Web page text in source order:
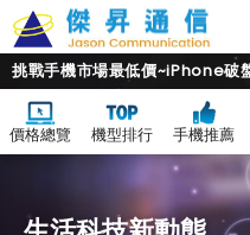
挑戰手機市場最低價~iPhone破
價格總覽 機型排行 手機推薦